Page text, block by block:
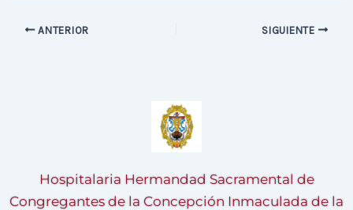
ANTERIOR SIGUIENTE
Hospitalaria Hermandad Sacramental de
Congregantes de la Concepción Inmaculada de la